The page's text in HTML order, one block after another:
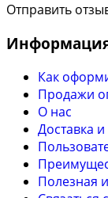
Отправить
Как
Продажи
О нас
Доставка
Полезная